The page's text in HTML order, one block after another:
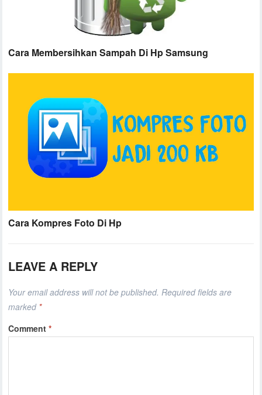
Cara Membersihkan Sampah Di Hp Samsung
Cara Kompres Foto Di Hp
LEAVE A REPLY
Your email address will not be published. Required fields are
marked *
Comment*